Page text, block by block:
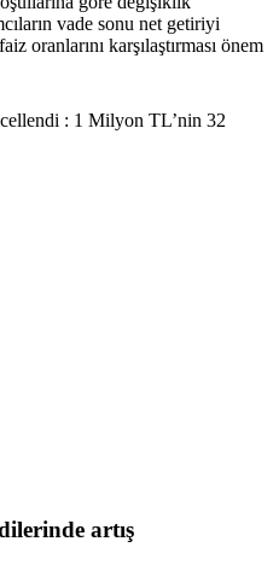
vade sonu net getiriyi
oranlarını karşılaştırması önem
: 1 Milyon TL’nin 32
artış